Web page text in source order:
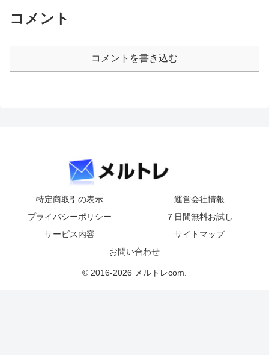
コメント
コメントを書き込む
特定商取引の表示
運営会社情報
プライバシーポリシー
７日間無料お試し
サービス内容
サイトマップ
お問い合わせ
© 2016-2026 メルトレcom.